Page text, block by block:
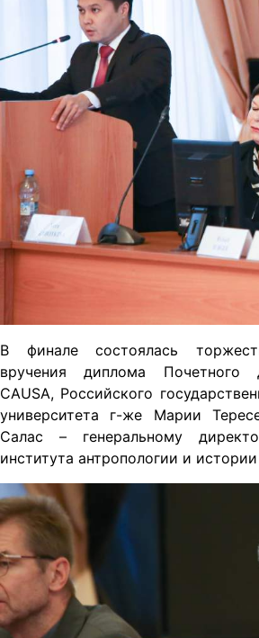
В финале состоялась
вручения диплома Почетного
CAUSA, Российского
университета г-же Марии
Салас – генеральному
института антропологии и